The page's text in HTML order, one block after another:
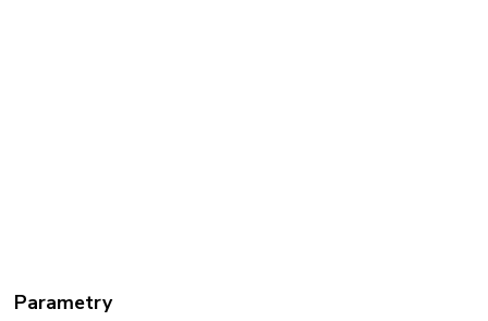
Parametry